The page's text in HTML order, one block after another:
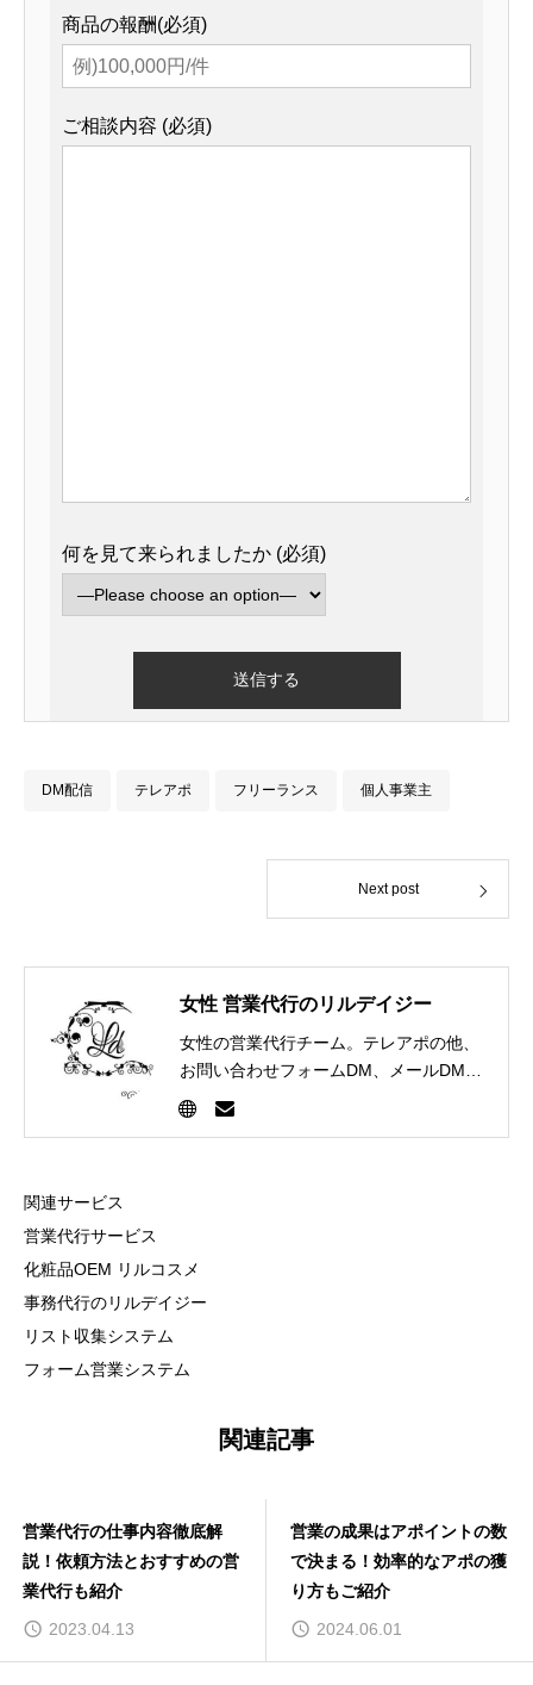
商品の報酬(必須)
ご相談内容 (必須)
何を見て来られましたか (必須)
DM配信 テレアポ フリーランス 個人事業主
Next post
女性 営業代行のリルデイジー
女性の営業代行チーム。テレアポの他、
お問い合わせフォームDM、メールDM、
FAXDMなど様々な営業手法を通じて企
関連サービス
営業代行サービス
化粧品OEM リルコスメ
事務代行のリルデイジー
リスト収集システム
フォーム営業システム
関連記事
営業の成果はアポイントの数
で決まる！効率的なアポの獲
り方もご紹介
2024.06.01
営業コンサルティングで問題
解決！メリットと有効活用方
法をご紹介
2023.06.27